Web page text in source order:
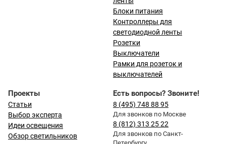
Блоки питания
Контроллеры для
светодиодной ленты
Розетки
Выключатели
Рамки для розеток и
выключателей
Проекты
Статьи
Выбор эксперта
Идеи освещения
Обзор светильников
Есть вопросы? Звоните!
8 (495) 748 88 95
Для звонков по Москве
8 (812) 313 25 22
Для звонков по Санкт-